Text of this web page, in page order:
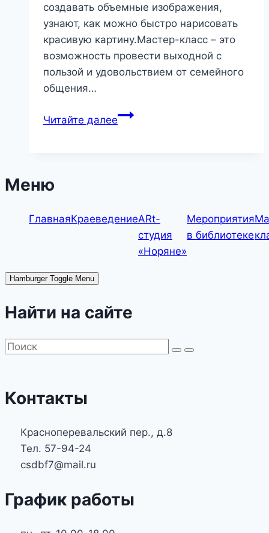
создавать объемные изображения,
узнают, как можно быстро нарисовать
красивую картину.Мастер-класс – это
возможность провести выходной с
пользой и удовольствием от семейного
общения…
Читайте далееСезон
Меню
ГлавнаяКраеведениеARt-
студия
«Норяне»
Мероприятия
в библиотеке
Hamburger Toggle Menu
Найти на сайте
Контакты
Красноперевальский пер., д.8
Тел. 57-94-24
csdbf7@mail.ru
График работы